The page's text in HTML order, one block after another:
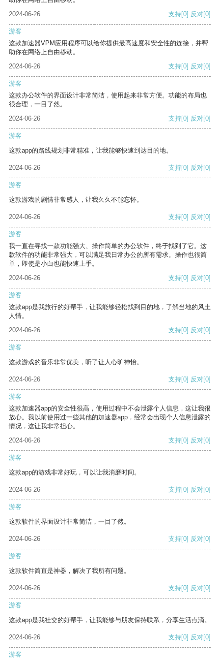
2024-06-26
支持[0] 反对[0]
游客
这款加速器VPM应用程序可以给你提供最高速度和安全性的连接，并帮
助你在网络上自由移动。
2024-06-26
支持[0] 反对[0]
游客
这款办公软件的界面设计非常简洁，使用起来非常方便。功能的布局也
很合理，一目了然。
2024-06-26
支持[0] 反对[0]
游客
这款app的路线规划非常精准，让我能够快速到达目的地。
2024-06-26 支持[0] 反对[0]
游客
这款游戏的剧情非常感人，让我久久不能忘怀。
2024-06-26 支持[0] 反对[0]
游客
我一直在寻找一款功能强大、操作简单的办公软件，终于找到了它。这
款软件的功能非常强大，可以满足我日常办公的所有需求。操作也很简
单，即使是小白也能快速上手。
2024-06-26
支持[0] 反对[0]
游客
这款app是我旅行的好帮手，让我能够轻松找到目的地，了解当地的风土
人情。
2024-06-26
支持[0] 反对[0]
游客
这款游戏的音乐非常优美，听了让人心旷神怡。
2024-06-26 支持[0] 反对[0]
游客
这款加速器app的安全性很高，使用过程中不会泄露个人信息，这让我很
放心。我以前使用过一些其他的加速器app，经常会出现个人信息泄露的
情况，这让我非常担心。
2024-06-26
支持[0] 反对[0]
游客
这款app的游戏非常好玩，可以让我消磨时间。
2024-06-26 支持[0] 反对[0]
游客
这款软件的界面设计非常简洁，一目了然。
2024-06-26 支持[0] 反对[0]
游客
这款软件简直是神器，解决了我所有问题。
2024-06-26 支持[0] 反对[0]
游客
这款app是我社交的好帮手，让我能够与朋友保持联系，分享生活点滴。
2024-06-26 支持[0] 反对[0]
游客